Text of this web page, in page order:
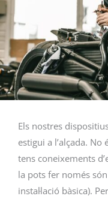
Els nostres
estigui a l’alçada. No
tens coneixements
la pots fer només
instal·lació bàsica).